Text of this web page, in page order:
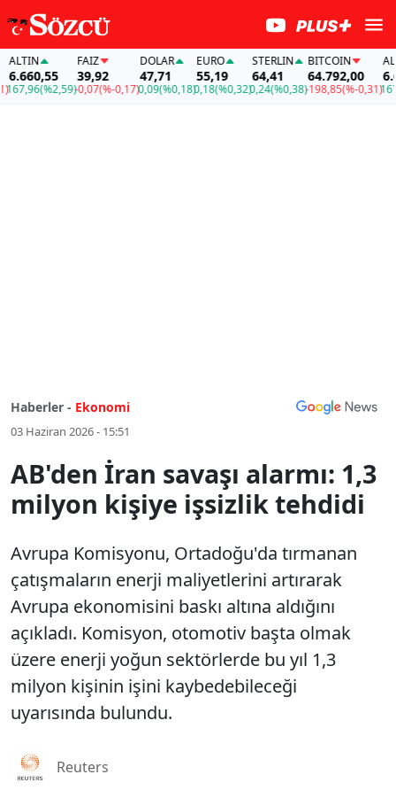
(%2,59)
FAİZ
39,92
-0,07(%-0,17)
DOLAR
47,71
0,09(%0,18)
EURO
55,19
0,18(%0,32)
STERLIN
64,41
0,24(%0,38)
BITCOIN
64.792,00
-198,85(%-0,31)
Haberler - Ekonomi
03 Haziran 2026 - 15:51
AB'den İran savaşı alarmı: 1,3
milyon kişiye işsizlik tehdidi
Avrupa Komisyonu, Ortadoğu'da tırmanan
çatışmaların enerji maliyetlerini artırarak
Avrupa ekonomisini baskı altına aldığını
açıkladı. Komisyon, otomotiv başta olmak
üzere enerji yoğun sektörlerde bu yıl 1,3
milyon kişinin işini kaybedebileceği
uyarısında bulundu.
Reuters